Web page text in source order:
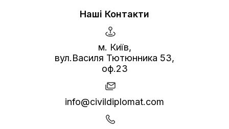
Наші Контакти
м. Київ,
вул.Василя Тютюнника 53,
оф.23
info@civildiplomat.com